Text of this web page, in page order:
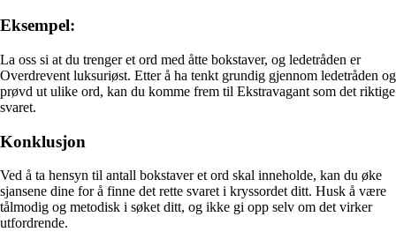
Eksempel:
La oss si at du trenger et ord med åtte bokstaver, og ledetråden er
Overdrevent luksuriøst. Etter å ha tenkt grundig gjennom ledetråden og
prøvd ut ulike ord, kan du komme frem til Ekstravagant som det riktige
svaret.
Konklusjon
Ved å ta hensyn til antall bokstaver et ord skal inneholde, kan du øke
sjansene dine for å finne det rette svaret i kryssordet ditt. Husk å være
tålmodig og metodisk i søket ditt, og ikke gi opp selv om det virker
utfordrende.